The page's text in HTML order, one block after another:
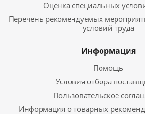
Оценка специальных
Перечень рекомендуемых
условий труда
Информация
Помощь
Условия отбора
Пользовательское
Информация о товарных